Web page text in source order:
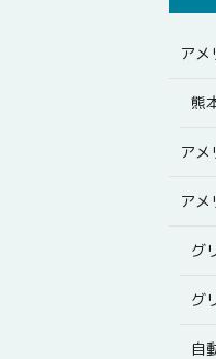
ア
熊
ア
ア
グ
グ
自